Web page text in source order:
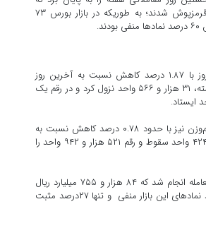
شاخص‌های این بازار قرمزپوش شدند؛ به طوریکه در بازار بورس ۷۳
شاخص کل بورس امروز با ۱.۸۷ درصد کاهش نسبت به آخرین روز
معاملاتی در هفته گذشته، ۳۱ هزار و ۵۶۶ واحد نزول کرد و در رقم یک
شاخص کل با معیار هم‌وزن نیز با حدود ۰.۷۸ درصد کاهش نسبت به
چهارشنبه هفته قبل، ۴۲۴۵ واحد سقوط و رقم ۵۲۱ هزار و ۹۴۲ واحد را
در این بازار ۷۶۴هزار معامله انجام شد که ۸۴ هزار و ۷۵۵ میلیارد ریال
ارزش داشت. ۷۳ درصد نمادهای این بازار منفی و تنها ۲۷درصد مثبت